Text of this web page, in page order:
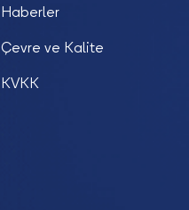
Haberler
Çevre ve Kalite
KVKK